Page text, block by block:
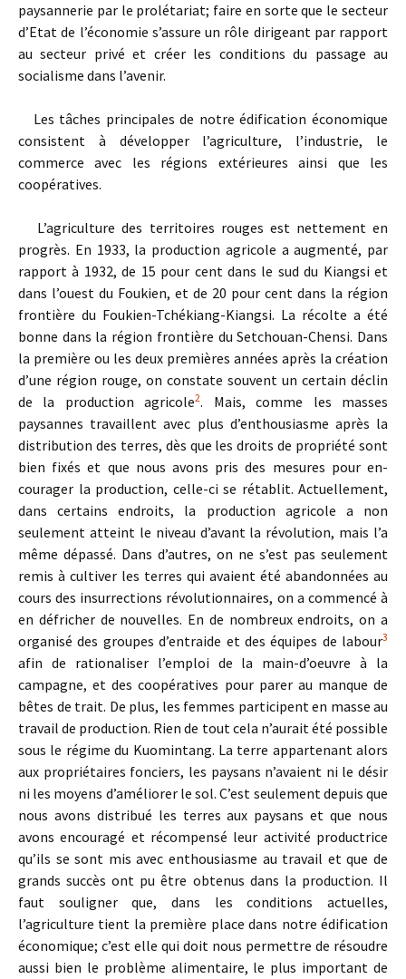
paysannerie par le prolétariat; faire en sorte que le secteur
d’Etat de l’économie s’assure un rôle diri­geant par rapport
au secteur privé et créer les conditions du passage au
socialisme dans l’avenir.
Les tâches principales de notre édification économique
consistent à développer l’agriculture, l’industrie, le
commerce avec les régions extérieures ainsi que les
coopératives.
L’agriculture des territoires rouges est nettement en
progrès. En 1933, la production agricole a augmenté, par
rapport à 1932, de 15 pour cent dans le sud du Kiangsi et
dans l’ouest du Foukien, et de 20 pour cent dans la région
frontière du Foukien-Tchékiang-Kiangsi. La récolte a été
bonne dans la région frontière du Setchouan-Chensi. Dans
la première ou les deux premières années après la création
d’une région rouge, on constate souvent un certain déclin
de la production agricole2. Mais, comme les masses
paysannes travaillent avec plus d’enthousiasme après la
distribution des terres, dès que les droits de propriété sont
bien fixés et que nous avons pris des mesures pour en­
courager la production, celle-ci se rétablit. Actuellement,
dans certains endroits, la production agricole a non
seulement atteint le niveau d’avant la révolution, mais l’a
même dépassé. Dans d’autres, on ne s’est pas seulement
remis à cultiver les terres qui avaient été abandon­nées au
cours des insurrections révolutionnaires, on a commencé à
en défricher de nouvelles. En de nombreux endroits, on a
organisé des groupes d’entraide et des équipes de labour3
afin de rationaliser l’em­ploi de la main-d’oeuvre à la
campagne, et des coopératives pour parer au manque de
bêtes de trait. De plus, les femmes participent en masse au
travail de production. Rien de tout cela n’aurait été possible
sous le régime du Kuomintang. La terre appartenant alors
aux proprié­taires fonciers, les paysans n’avaient ni le désir
ni les moyens d’amé­liorer le sol. C’est seulement depuis que
nous avons distribué les terres aux paysans et que nous
avons encouragé et récompensé leur activité productrice
qu’ils se sont mis avec enthousiasme au travail et que de
grands succès ont pu être obtenus dans la production. Il
faut souligner que, dans les conditions actuelles,
l’agriculture tient la pre­mière place dans notre édification
économique; c’est elle qui doit nous permettre de résoudre
aussi bien le problème alimentaire, le plus important de